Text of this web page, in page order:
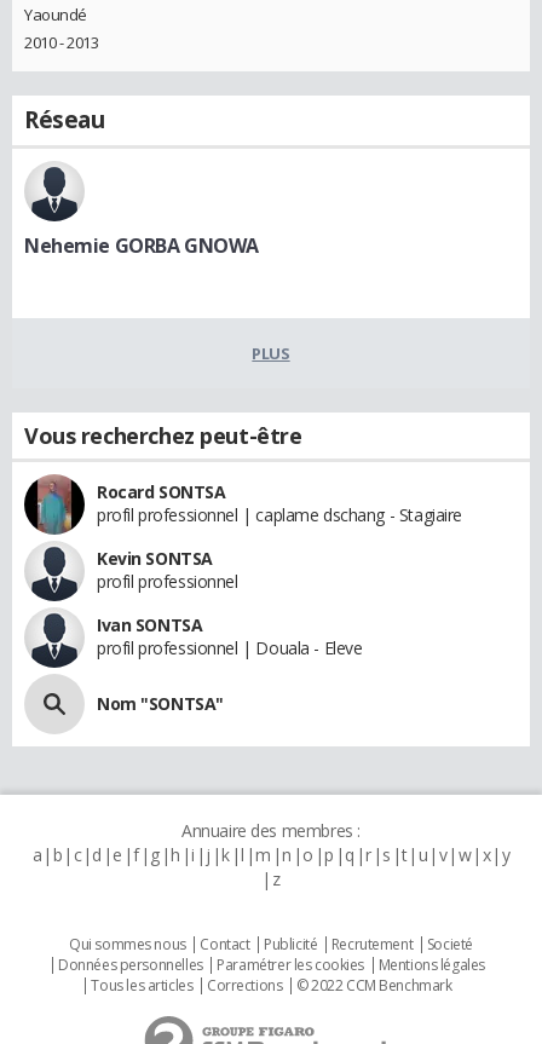
Yaoundé
2010 - 2013
Réseau
Nehemie GORBA GNOWA
PLUS
Vous recherchez peut-être
Rocard SONTSA
profil professionnel | caplame dschang - Stagiaire
Kevin SONTSA
profil professionnel
Ivan SONTSA
profil professionnel | Douala - Eleve
Nom "SONTSA"
Annuaire des membres :
a b c d e f g h i j k l m n o p q r s t u v w x y
z
Qui sommes nous Contact Publicité Recrutement
Societé
Données personnelles
Paramétrer les cookies
Mentions légales
Tous les articles
Corrections © 2022 CCM Benchmark